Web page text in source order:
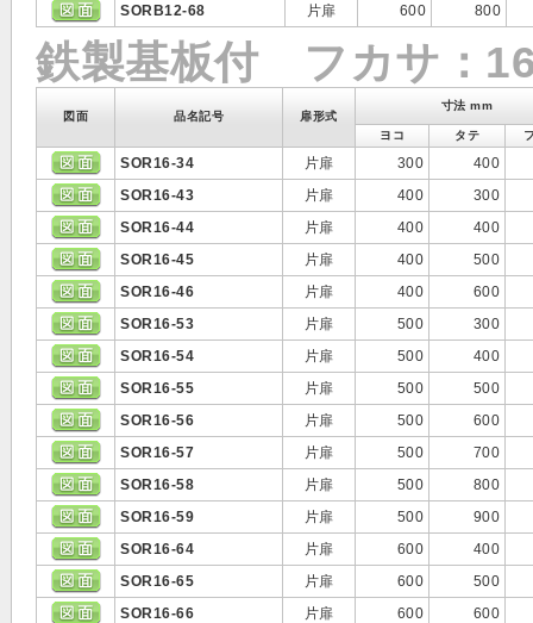
SORB12-68
片扉 600 800
鉄製基板付 フカサ：
図面 品名記号 扉形式
寸法 mm
ヨコ タテ
SOR16-34 片扉 300
400
SOR16-43
片扉 400
300
SOR16-44
片扉 400
400
SOR16-45
片扉 400
500
SOR16-46
片扉 400
600
SOR16-53
片扉 500
300
SOR16-54
片扉 500
400
SOR16-55
片扉 500
500
SOR16-56
片扉 500
600
SOR16-57
片扉 500
700
SOR16-58
片扉 500
800
SOR16-59
片扉 500
900
SOR16-64
片扉 600
400
SOR16-65
片扉 600
500
SOR16-66
片扉 600
600